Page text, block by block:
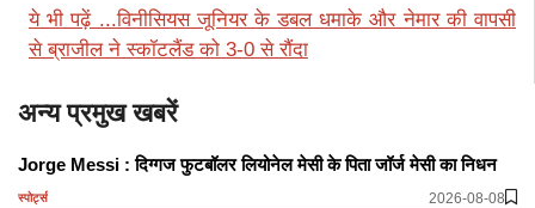
ये भी पढ़ें ...विनीसियस जूनियर के डबल धमाके और नेमार की वापसी
से ब्राजील ने स्कॉटलैंड को 3-0 से रौंदा
अन्य प्रमुख खबरें
Jorge Messi : दिग्गज फुटबॉलर लियोनेल मेसी के पिता जॉर्ज मेसी का निधन
स्पोर्ट्स 2026-08-08